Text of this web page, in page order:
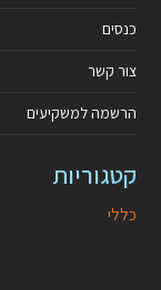
כנסים
צור קשר
הרשמה למשקיעים
קטגוריות
כללי